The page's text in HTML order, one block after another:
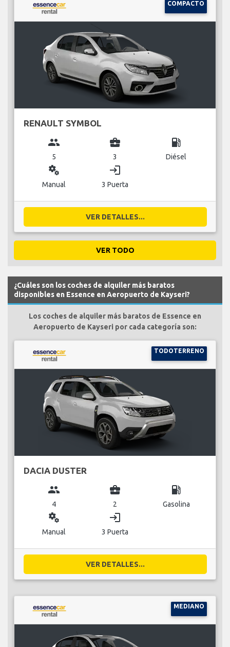
COMPACTO
RENAULT SYMBOL
group
5
business_center
3
local_gas_station
Diésel
miscellaneous_services
Manual
login
3 Puerta
VER DETALLES...
VER TODO
¿Cuáles son los coches de alquiler más baratos
disponibles en Essence en Aeropuerto de Kayseri?
Los coches de alquiler más baratos de Essence en
Aeropuerto de Kayseri por cada categoría son:
TODOTERRENO
DACIA DUSTER
group
4
business_center
2
local_gas_station
Gasolina
miscellaneous_services
Manual
login
3 Puerta
VER DETALLES...
MEDIANO